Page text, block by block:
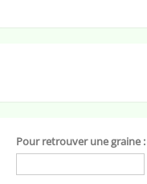
Pour retrouver une graine :